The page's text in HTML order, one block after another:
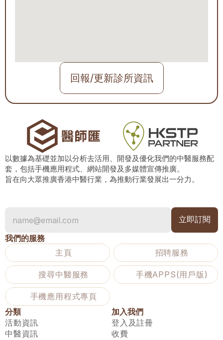
回報/更新診所資訊
以數據為基礎並加以分析去活用、開發及優化我們的中醫服務配
套，包括手機應用程式、網站開發及多媒體宣傳推廣。
旨在向大眾推廣香港中醫行業，為推動行業發展出一分力。
我們的服務
主頁
招聘服務
搜尋中醫服務 手機APPS(用戶版)
手機應用程式專頁
分類
活動資訊
中醫資訊
加入我們
登入及註冊
收費